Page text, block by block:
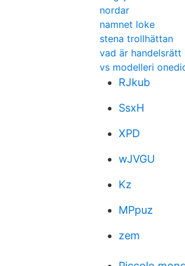
nordar
namnet loke
stena trollhättan
vad är handelsrätt
vs modelleri
RJkub
SsxH
XPD
wJVGU
Kz
MPpuz
zem